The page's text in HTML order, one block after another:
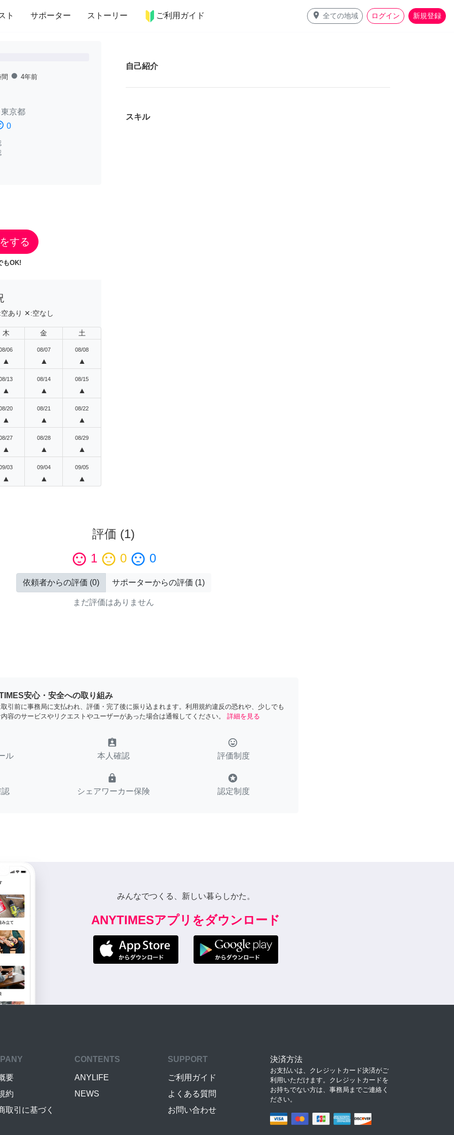
ト サポーター ストーリー ご利用ガイド place 全ての地域 ログイン 新規登録
インテリア 趣味・習い事 ペット 料理
fiber_manual_record 4年前
東京都
0
する
もOK!
空あり ✕:空なし
木 金 土
06
▲
08/07
▲
08/08
▲
13
▲
08/14
▲
08/15
▲
20
▲
08/21
▲
08/22
▲
27
▲
08/28
▲
08/29
▲
03
▲
09/04
▲
09/05
▲
自己紹介
スキル
評価 (1)
sentiment_satisfied 1 sentiment_neutral 0 sentiment_dissatisfied 0
依頼者からの評価 (0) サポーターからの評価 (1)
まだ評価はありません
安心・安全への取り組み
引前に事務局に支払われ、評価・完了後に振り込まれます。利用規約違反の恐れや、少しでも
容のサービスやリクエストやユーザーがあった場合は通報してください。
詳細を見る
ル
assignment_ind
本人確認
tag_faces
評価制度
lock
シェアワーカー保険
stars
認定制度
みんなでつくる、新しい暮らしかた。
ANYTIMESアプリをダウンロード
要
約
取引に基づく
CONTENTS
ANYLIFE
NEWS
SUPPORT
ご利用ガイド
よくある質問
お問い合わせ
決済方法
お支払いは、クレジットカード決済がご
利用いただけます。クレジットカードを
お持ちでない方は、事務局までご連絡く
ださい。